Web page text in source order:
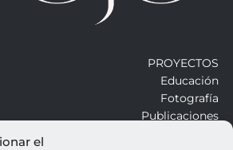
el
PROYECTOS
Educación
Fotografía
Publicaciones